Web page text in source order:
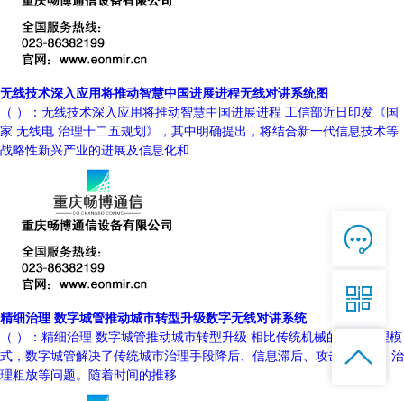
无线技术深入应用将推动智慧中国进展进程无线对讲系统图
（ ）：无线技术深入应用将推动智慧中国进展进程 工信部近日印发《国
家 无线电 治理十二五规划》，其中明确提出，将结合新一代信息技术等
战略性新兴产业的进展及信息化和
精细治理 数字城管推动城市转型升级数字无线对讲系统
（ ）：精细治理 数字城管推动城市转型升级 相比传统机械的城市治理模
式，数字城管解决了传统城市治理手段降后、信息滞后、攻击式治理，治
理粗放等问题。随着时间的推移



服务热线
恭候聆听，023-86382199手机直接点击
拨打

